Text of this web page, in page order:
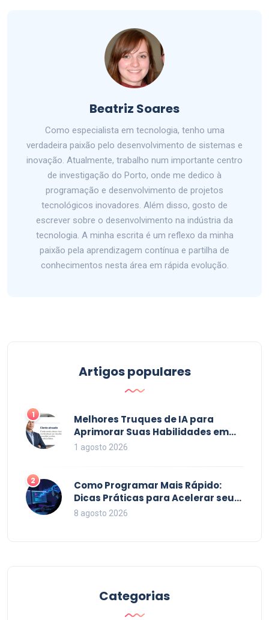
Beatriz Soares
Como especialista em tecnologia, tenho uma
verdadeira paixão pelo desenvolvimento de sistemas e
inovação. Atualmente, trabalho num importante centro
de investigação do Porto, onde me dedico à
programação e desenvolvimento de projetos
tecnológicos inovadores. Além disso, gosto de
escrever sobre o desenvolvimento na indústria da
tecnologia. A minha escrita é um reflexo da minha
paixão pela aprendizagem contínua e partilha de
conhecimentos nesta área em rápida evolução.
Artigos populares
1
Melhores Truques de IA para
Aprimorar Suas Habilidades em
2026
1 agosto 2026
2
Como Programar Mais Rápido:
Dicas Práticas para Acelerar seu
Código em 2026
8 agosto 2026
Categorias